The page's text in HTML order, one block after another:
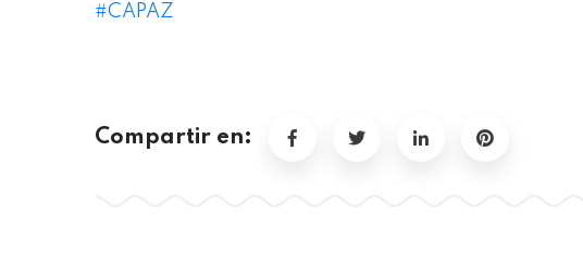
#CAPAZ
Compartir en: